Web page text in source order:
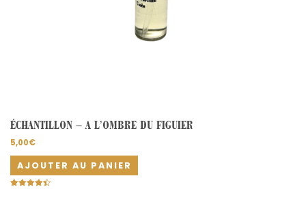
ÉCHANTILLON – A L’OMBRE DU FIGUIER
5,00€
AJOUTER AU PANIER